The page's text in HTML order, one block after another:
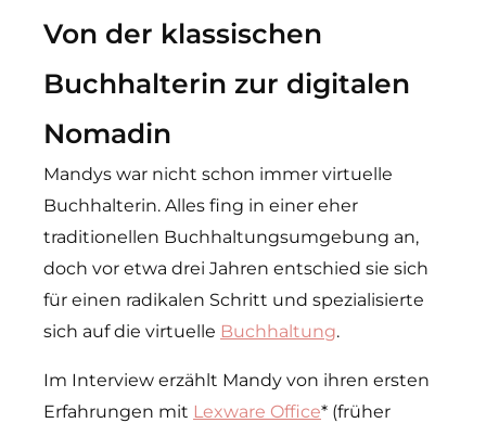
Von der klassischen
Buchhalterin zur digitalen
Nomadin
Mandys war nicht schon immer virtuelle
Buchhalterin. Alles fing in einer eher
traditionellen Buchhaltungsumgebung an,
doch vor etwa drei Jahren entschied sie sich
für einen radikalen Schritt und spezialisierte
sich auf die virtuelle Buchhaltung.
Im Interview erzählt Mandy von ihren ersten
Erfahrungen mit Lexware Office* (früher